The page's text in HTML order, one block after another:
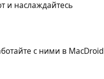
и наслаждайтесь
с ними в MacDroid